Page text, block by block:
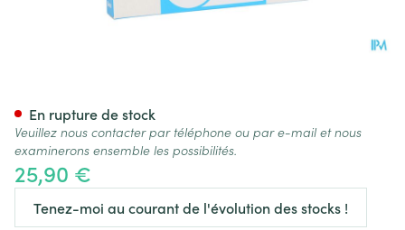
25,90 €
Tenez-moi au courant de l'évolution des stocks !
En rupture de stock
Veuillez nous contacter par téléphone ou par e-mail et nous
examinerons ensemble les possibilités.